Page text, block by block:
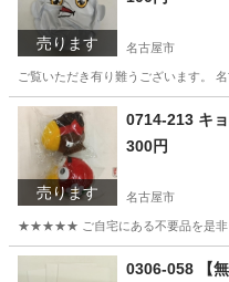
売ります 名古屋市
ご覧いただき有り難うございます。
愛知 名古屋市
売ります
0714-213 キ
300円
名古屋市
★★★★★ ご自宅にある不要品を是非ジ
愛知 名古屋市 0306-058 【